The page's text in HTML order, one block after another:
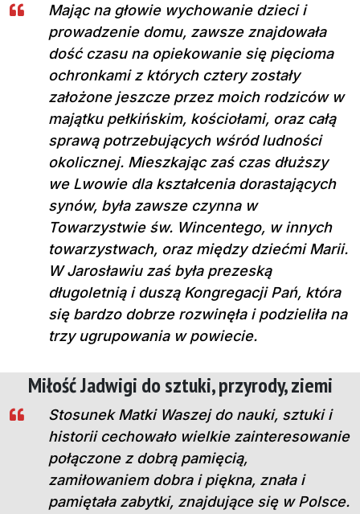
Mając na głowie wychowanie dzieci i
prowadzenie domu, zawsze znajdowała
dość czasu na opiekowanie się pięcioma
ochronkami z których cztery zostały
założone jeszcze przez moich rodziców w
majątku pełkińskim, kościołami, oraz całą
sprawą potrzebujących wśród ludności
okolicznej. Mieszkając zaś czas dłuższy
we Lwowie dla kształcenia dorastających
synów, była zawsze czynna w
Towarzystwie św. Wincentego, w innych
towarzystwach, oraz między dziećmi Marii.
W Jarosławiu zaś była prezeską
długoletnią i duszą Kongregacji Pań, która
się bardzo dobrze rozwinęła i podzieliła na
trzy ugrupowania w powiecie.
Miłość Jadwigi do sztuki, przyrody, ziemi
Stosunek Matki Waszej do nauki, sztuki i
historii cechowało wielkie zainteresowanie
połączone z dobrą pamięcią,
zamiłowaniem dobra i piękna, znała i
pamiętała zabytki, znajdujące się w Polsce.